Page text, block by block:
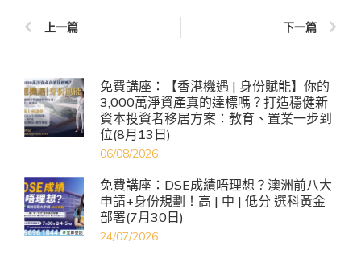
上一篇 下一篇
免費講座：【香港機遇 | 身份賦能】你的
3,000萬淨資產真的達標嗎？打造穩健新
資本投資者移居方案：教育、置業一步到
位(8月13日)
06/08/2026
免費講座：DSE成績唔理想？澳洲前八大
申請+身份規劃！高 | 中 | 低分 選科黃金
部署(7月30日)
24/07/2026